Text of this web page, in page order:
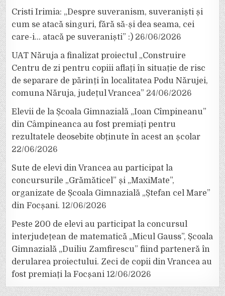
Cristi Irimia: „Despre suveranism, suveraniști și
cum se atacă singuri, fără să-și dea seama, cei
care-i… atacă pe suveraniști” :) 26/06/2026
UAT Năruja a finalizat proiectul „Construire
Centru de zi pentru copiii aflați în situație de risc
de separare de părinți în localitatea Podu Nărujei,
comuna Năruja, județul Vrancea” 24/06/2026
Elevii de la Școala Gimnazială „Ioan Cîmpineanu”
din Câmpineanca au fost premiați pentru
rezultatele deosebite obținute în acest an școlar
22/06/2026
Sute de elevi din Vrancea au participat la
concursurile „Grămăticel” și „MaxiMate”,
organizate de Școala Gimnazială „Ștefan cel Mare”
din Focșani. 12/06/2026
Peste 200 de elevi au participat la concursul
interjudețean de matematică „Micul Gauss”, Școala
Gimnazială „Duiliu Zamfirescu” fiind parteneră în
derularea proiectului. Zeci de copii din Vrancea au
fost premiați la Focșani 12/06/2026